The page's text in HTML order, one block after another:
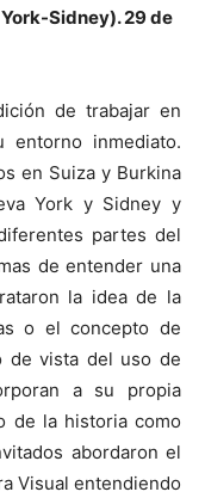
Sidney). 29 de
de trabajar en
entorno inmediato.
en Suiza y Burkina
York y Sidney y
partes del
de entender una
la idea de la
o el concepto de
de vista del uso de
a su propia
de la historia como
abordaron el
Visual entendiendo